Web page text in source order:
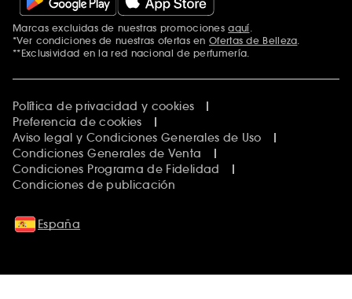
Marcas excluidas de nuestras promocionesaquí
*Ver condiciones de nuestras ofertas en Ofertas de Belleza
**Exclusividad en la red nacional de perfumería.
Política de privacidad y cookies
Preferencia de cookies
Aviso legal y Condiciones Generales de Uso
Condiciones Generales de Venta
Condiciones Programa de Fidelidad
Condiciones de publicación
España